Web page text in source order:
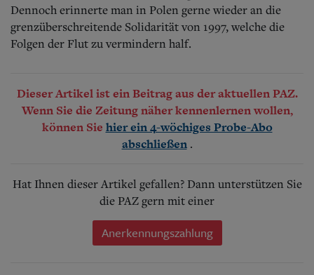
Dennoch erinnerte man in Polen gerne wieder an die
grenzüberschreitende Solidarität von 1997, welche die
Folgen der Flut zu vermindern half.
Dieser Artikel ist ein Beitrag aus der aktuellen PAZ.
Wenn Sie die Zeitung näher kennenlernen wollen,
können Sie hier ein 4-wöchiges Probe-Abo
abschließen .
Hat Ihnen dieser Artikel gefallen? Dann unterstützen Sie
die PAZ gern mit einer
Anerkennungszahlung